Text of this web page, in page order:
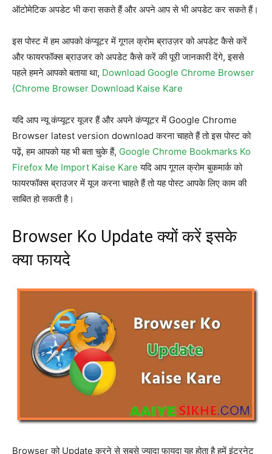
ऑटोमेटिक अपडेट भी करा सकते हैं और अपने आप से भी अपडेट कर सकते हैं।
इस पोस्ट में हम आपको कंप्यूटर में गूगल क्रोम ब्राउज़र को अपडेट कैसे करें
और फायरफॉक्स ब्राउजर को अपडेट कैसे करें की पूरी जानकारी देंगे, इससे
पहले हमने आपको बताया था, Download Google Chrome Browser
{Chrome Browser Download Kaise Kare
यदि आप न्यू कंप्यूटर यूजर हैं और अपने कंप्यूटर में Google Chrome
Browser latest version download करना चाहते हैं तो इस पोस्ट को
पढ़ें, हम आपको यह भी बता चुके हैं, Google Chrome Bookmarks Ko
Firefox Me Import Kaise Kare यदि आप गूगल क्रोम बुकमार्क को
फायरफॉक्स ब्राउजर में यूज करना चाहते हैं तो यह पोस्ट आपके लिए काम की
साबित हो सकती है।
Browser Ko Update क्यों करें इसके
क्या फायदे
Browser को Update करने से सबसे ज्यादा फायदा यह होता है हमें इंटरनेट